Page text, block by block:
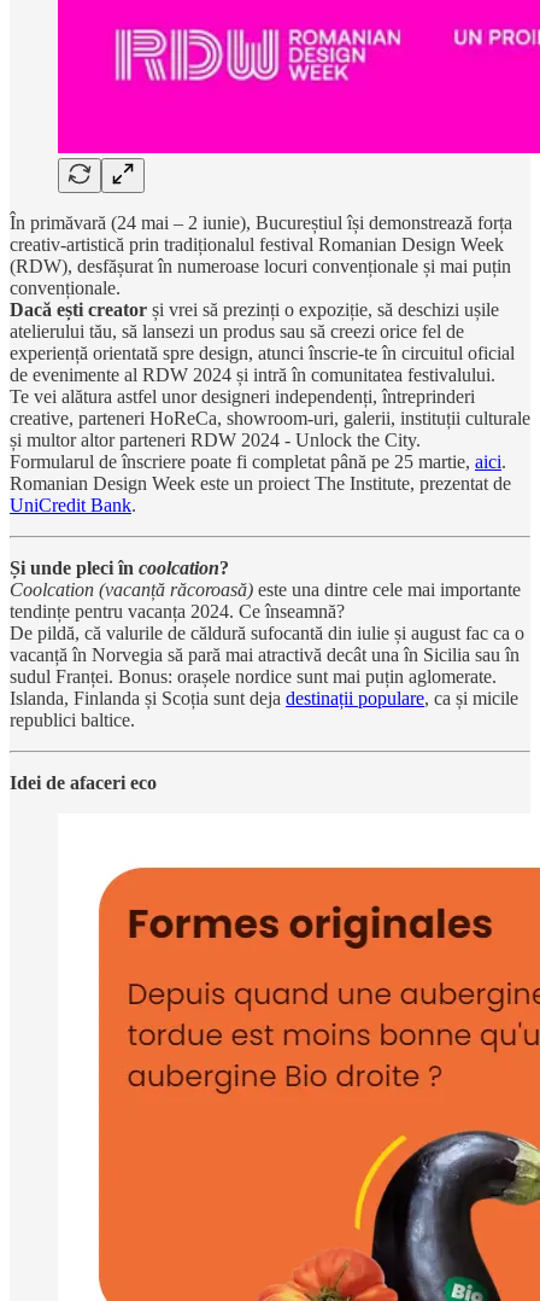
În primăvară (24 mai – 2 iunie), Bucureștiul își demonstrează forța
creativ-artistică prin tradiționalul festival Romanian Design Week
(RDW), desfășurat în numeroase locuri convenționale și mai puțin
convenționale.
Dacă ești creator și vrei să prezinți o expoziție, să deschizi ușile
atelierului tău, să lansezi un produs sau să creezi orice fel de
experiență orientată spre design, atunci înscrie-te în circuitul oficial
de evenimente al RDW 2024 și intră în comunitatea festivalului.
Te vei alătura astfel unor designeri independenți, întreprinderi
creative, parteneri HoReCa, showroom-uri, galerii, instituții culturale
și multor altor parteneri RDW 2024 - Unlock the City.
Formularul de înscriere poate fi completat până pe 25 martie, aici.
Romanian Design Week este un proiect The Institute, prezentat de
UniCredit Bank.
Și unde pleci în coolcation?
Coolcation (vacanță răcoroasă) este una dintre cele mai importante
tendințe pentru vacanța 2024. Ce înseamnă?
De pildă, că valurile de căldură sufocantă din iulie și august fac ca o
vacanță în Norvegia să pară mai atractivă decât una în Sicilia sau în
sudul Franței. Bonus: orașele nordice sunt mai puțin aglomerate.
Islanda, Finlanda și Scoția sunt deja destinații populare, ca și micile
republici baltice.
Idei de afaceri eco